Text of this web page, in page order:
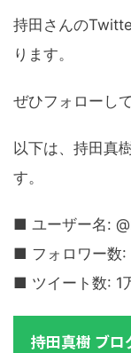
持田さんの
ります。
ぜひフォローし
以下は、持田真
す。
■ ユーザー名:
■ フォロワー数:
■ ツイート数: 1
持田真樹 ブロ